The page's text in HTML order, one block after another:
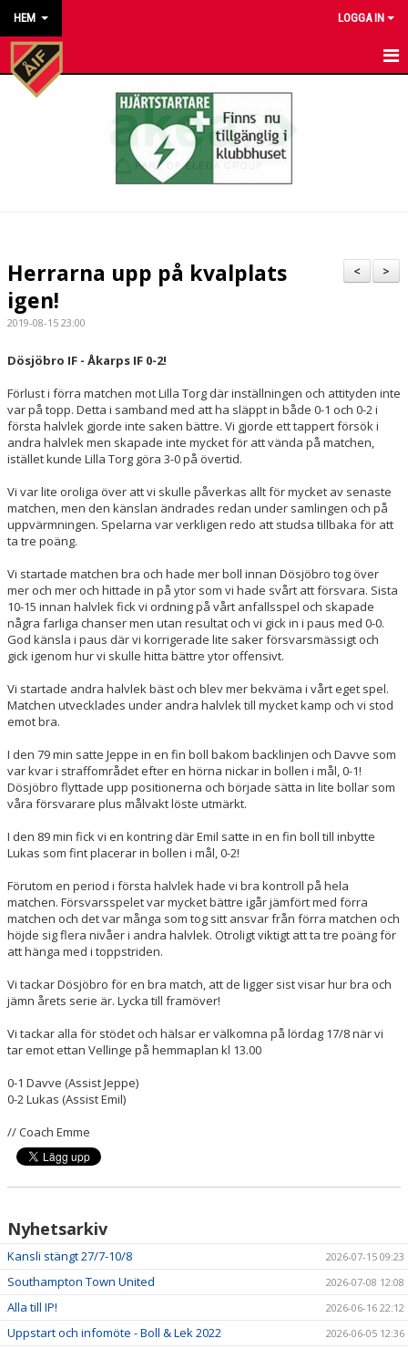
HEM LOGGA IN
HEM
KONTAKT ÅKARP IF
OM FÖRENINGEN
DOKUMENT
BESTÄLL VÅRA KLUBBKLÄDER
>
<
Herrarna upp på kvalplats
igen!
2019-08-15 23:00
Dösjöbro IF - Åkarps IF 0-2!
Förlust i förra matchen mot Lilla Torg där inställningen och attityden inte
var på topp. Detta i samband med att ha släppt in både 0-1 och 0-2 i
första halvlek gjorde inte saken bättre. Vi gjorde ett tappert försök i
andra halvlek men skapade inte mycket för att vända på matchen,
istället kunde Lilla Torg göra 3-0 på övertid.
Vi var lite oroliga över att vi skulle påverkas allt för mycket av senaste
matchen, men den känslan ändrades redan under samlingen och på
uppvärmningen. Spelarna var verkligen redo att studsa tillbaka för att
ta tre poäng.
Vi startade matchen bra och hade mer boll innan Dösjöbro tog över
mer och mer och hittade in på ytor som vi hade svårt att försvara. Sista
10-15 innan halvlek fick vi ordning på vårt anfallsspel och skapade
några farliga chanser men utan resultat och vi gick in i paus med 0-0.
God känsla i paus där vi korrigerade lite saker försvarsmässigt och
gick igenom hur vi skulle hitta bättre ytor offensivt.
Vi startade andra halvlek bäst och blev mer bekväma i vårt eget spel.
Matchen utvecklades under andra halvlek till mycket kamp och vi stod
emot bra.
I den 79 min satte Jeppe in en fin boll bakom backlinjen och Davve som
var kvar i straffområdet efter en hörna nickar in bollen i mål, 0-1!
Dösjöbro flyttade upp positionerna och började sätta in lite bollar som
våra försvarare plus målvakt löste utmärkt.
I den 89 min fick vi en kontring där Emil satte in en fin boll till inbytte
Lukas som fint placerar in bollen i mål, 0-2!
Förutom en period i första halvlek hade vi bra kontroll på hela
matchen. Försvarsspelet var mycket bättre igår jämfört med förra
matchen och det var många som tog sitt ansvar från förra matchen och
höjde sig flera nivåer i andra halvlek. Otroligt viktigt att ta tre poäng för
att hänga med i toppstriden.
Vi tackar Dösjöbro för en bra match, att de ligger sist visar hur bra och
jämn årets serie är. Lycka till framöver!
Vi tackar alla för stödet och hälsar er välkomna på lördag 17/8 när vi
tar emot ettan Vellinge på hemmaplan kl 13.00
0-1 Davve (Assist Jeppe)
0-2 Lukas (Assist Emil)
// Coach Emme
Nyhetsarkiv
Kansli stängt 27/7-10/8 2026-07-15 09:23
Southampton Town United 2026-07-08 12:08
Alla till IP! 2026-06-16 22:12
Uppstart och infomöte - Boll & Lek 2022 2026-06-05 12:36